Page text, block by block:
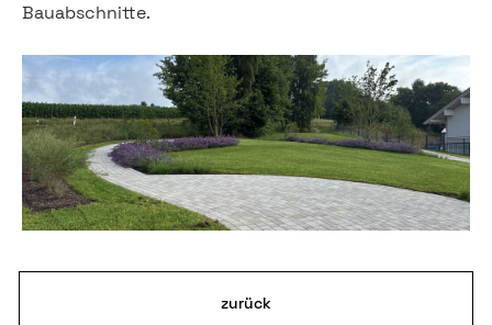
Bauabschnitte.
zurück